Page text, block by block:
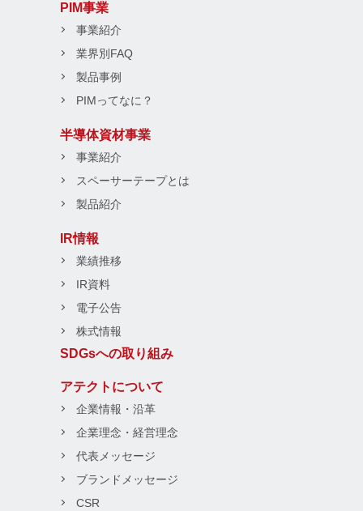
PIM事業
事業紹介
業界別FAQ
製品事例
PIMってなに？
半導体資材事業
事業紹介
スペーサーテープとは
製品紹介
IR情報
業績推移
IR資料
電子公告
株式情報
SDGsへの取り組み
アテクトについて
企業情報・沿革
企業理念・経営理念
代表メッセージ
ブランドメッセージ
CSR